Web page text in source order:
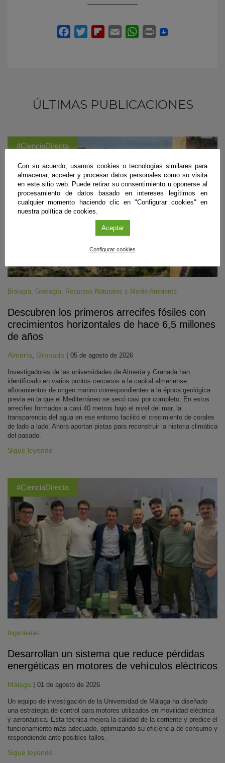
ÚLTIMAS PUBLICACIONES
#CienciaDirecta
Biología, Geología, Recursos Naturales y Medio Ambiente
Descubren los primeros arrecifes fósiles con
crecimientos horizontales de hace 6,5 millones
de años
Almería Granada | 05 de agosto de 2026
Investigadores de las universidades de Almería y Granada han
identificado en varios puntos cercanos a la capital almeriense
afloramientos de origen marino correspondientes a la época geológica
previa en la que el Mediterráneo se secó casi por completo. En estos
arrecifes formados a casi 40 metros bajo el nivel del mar, la
transparencia del agua en ese entorno facilitó el crecimiento de corales
de lado a lado. Ahora aportan pistas para reconstruir la historia climática
del pasado.
Sigue leyendo
#CienciaDirecta
Ingenierías
Desarrollan un sistema que reduce pérdidas
energéticas en motores de vehículos eléctricos
Málaga | 01 de agosto de 2026
Un equipo de investigación de la Universidad de Málaga ha diseñado
una estrategia de control para motores utilizados en movilidad eléctrica
y aeronáutica. Esta técnica mejora la calidad de la corriente y predice el
funcionamiento más adecuado, optimizando su eficiencia de consumo y
respondiendo ante posibles fallos.
Sigue leyendo
Con su acuerdo, usamos cookies o tecnologías similares para
almacenar, acceder y procesar datos personales como su visita
en este sitio web. Puede retirar su consentimiento u oponerse al
procesamiento de datos basado en intereses legítimos en
cualquier momento haciendo clic en "Configurar cookies" en
nuestra política de cookies.
Aceptar
Configurar cookies